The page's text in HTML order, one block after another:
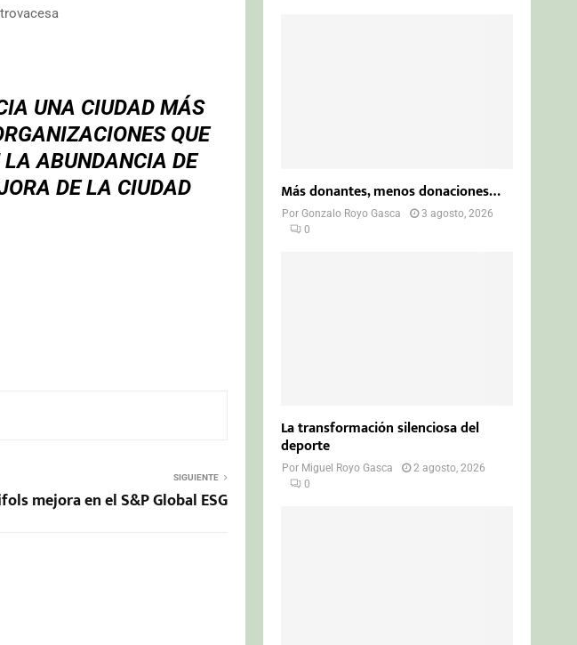
UNA CIUDAD MÁS
QUE
ABUNDANCIA DE
DE LA CIUDAD
SIGUIENTE
mejora en el S&P Global ESG
Más donantes, menos donaciones…
PorGonzalo Royo Gasca
3 agosto, 2026
0
La transformación silenciosa del
deporte
Por Miguel Royo Gasca
2 agosto, 2026
0